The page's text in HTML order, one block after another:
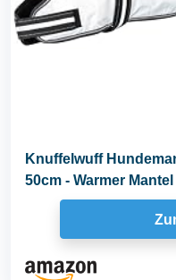
Knuffelwuff
50cm - Warmer
kleine...